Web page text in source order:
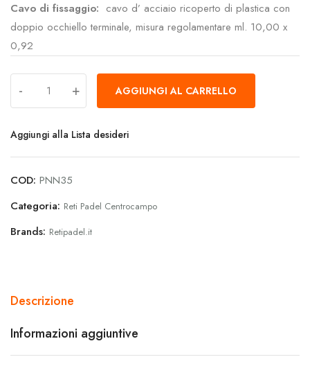
Cavo di fissaggio: cavo d’ acciaio ricoperto di plastica con
doppio occhiello terminale, misura regolamentare ml. 10,00 x
0,92
- + AGGIUNGI AL CARRELLO
Aggiungi alla Lista desideri
COD: PNN35
Categoria: Reti Padel Centrocampo
Brands: Retipadel.it
Descrizione
Informazioni aggiuntive